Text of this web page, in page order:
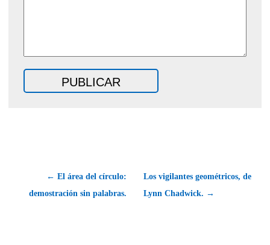
← El área del círculo:
demostración sin palabras.
Los vigilantes geométricos, de
Lynn Chadwick. →